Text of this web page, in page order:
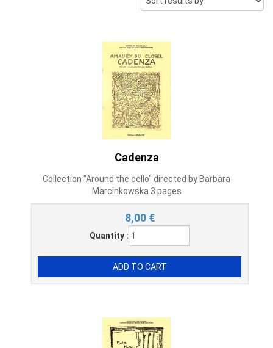
Cadenza
Collection "Around the cello" directed by Barbara
Marcinkowska 3 pages
8,00 €
Quantity :